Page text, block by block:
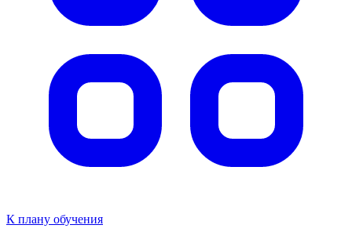
К плану обучения